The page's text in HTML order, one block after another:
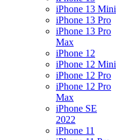
iPhone 13 Mini
iPhone 13 Pro
iPhone 13 Pro
Max
iPhone 12
iPhone 12 Mini
iPhone 12 Pro
iPhone 12 Pro
Max
iPhone SE
2022
iPhone 11